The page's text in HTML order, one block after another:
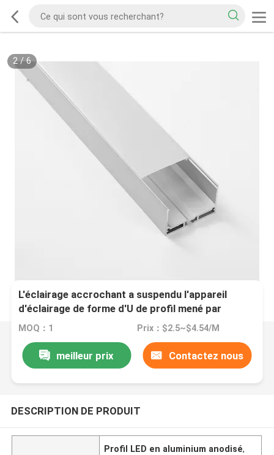
2/6
L'éclairage accrochant a suspendu l'appareil
d'éclairage de forme d'U de profil mené par
aluminium
MOQ：1 Prix：$2.5~$4.54/M
meilleur prix Contactez nous
DESCRIPTION DE PRODUIT
Profil LED en aluminium anodisé,